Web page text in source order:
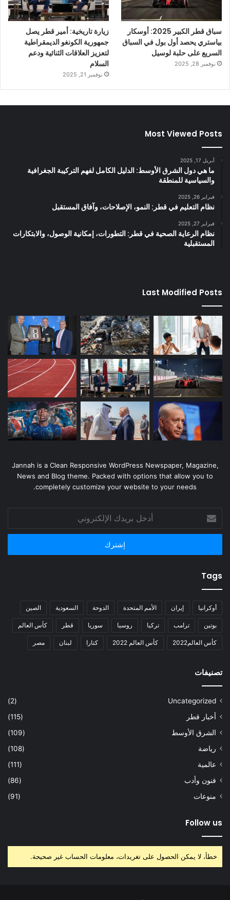
سباق قطر الكبير 2025: أوسكار
بياستري يحصد أول بول في السباق
السريع على حلبة لوسيل
نوفمبر 28, 2025
زيارة تاريخية: أمير قطر يصل
جمهورية الكونغو الديمقراطية
لتعزيز العلاقات الثنائية ودعم
السلام
نوفمبر 21, 2025
Most Viewed Posts
أبريل 17, 2025
ما هي دول الشرق الأوسط: الدليل الكامل لفهم التركيبة الجغرافية
والسياسية للمنطقة
فبراير 26, 2025
نظام التعليم في قطر: النمو، الإصلاحات، وآفاق المستقبل
فبراير 27, 2025
نظام الرعاية الصحية في قطر: التطورات، إمكانية الوصول، والابتكارات
المستقبلية
Last Modified Posts
Jannah is a Clean Responsive WordPress Newspaper, Magazine,
News and Blog theme. Packed with options that allow you to
completely customize your website to your needs.
بريدك
الإلكتروني
Tags
أوكرانيا إيران الأمم المتحدة الدوحة السعودية الصين
بوتين ترامب تركيا روسيا سوريا قطر كأس العالم
كأس العالم2022 كأس العالم 2022 كتارا لبنان مصر
تصنيفات
Uncategorized
(2)
أخبار قطر
(115)
الشرق الأوسط
(109)
رياضة
(108)
عالمية
(111)
فنون وأدب
(86)
منوعات
(91)
Follow us
خطأ، لا يمكن الحصول على تغريدات، معلومات الحساب غير صحيحة.